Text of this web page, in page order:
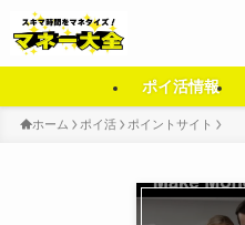
ポイ活情報
ホーム ポイ活 ポイントサイト